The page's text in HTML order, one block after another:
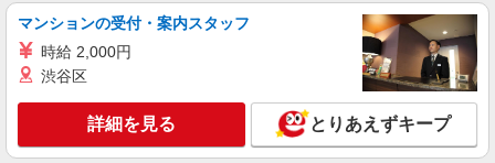
マンションの受付・案内スタッフ
時給 2,000円
渋谷区
詳細を見る とりあえずキープ